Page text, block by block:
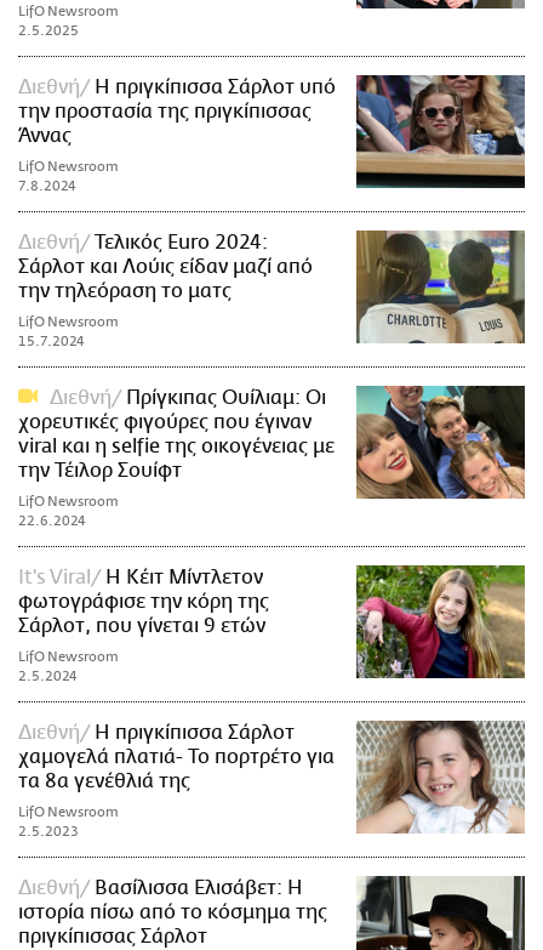
LifO Newsroom
2.5.2025
Διεθνή
Η πριγκίπισσα Σάρλοτ υπό
την προστασία της πριγκίπισσας
Άννας
LifO Newsroom
7.8.2024
Διεθνή
Τελικός Euro 2024:
Σάρλοτ και Λούις είδαν μαζί από
την τηλεόραση το ματς
LifO Newsroom
15.7.2024
Διεθνή
Πρίγκιπας Ουίλιαμ: Οι
χορευτικές φιγούρες που έγιναν
viral και η selfie της οικογένειας με
την Τέιλορ Σουίφτ
LifO Newsroom
22.6.2024
It's Viral
Η Κέιτ Μίντλετον
φωτογράφισε την κόρη της
Σάρλοτ, που γίνεται 9 ετών
LifO Newsroom
2.5.2024
Διεθνή
Η πριγκίπισσα Σάρλοτ
χαμογελά πλατιά- Το πορτρέτο για
τα 8α γενέθλιά της
LifO Newsroom
2.5.2023
Διεθνή
Βασίλισσα Ελισάβετ: Η
ιστορία πίσω από το κόσμημα της
πριγκίπισσας Σάρλοτ